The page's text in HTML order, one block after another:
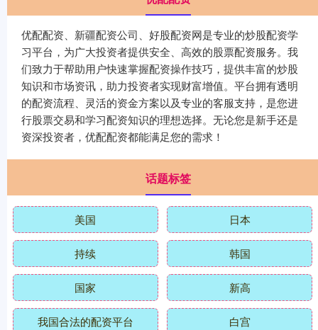
优配配资、新疆配资公司、好股配资网是专业的炒股配资学
习平台，为广大投资者提供安全、高效的股票配资服务。我
们致力于帮助用户快速掌握配资操作技巧，提供丰富的炒股
知识和市场资讯，助力投资者实现财富增值。平台拥有透明
的配资流程、灵活的资金方案以及专业的客服支持，是您进
行股票交易和学习配资知识的理想选择。无论您是新手还是
资深投资者，优配配资都能满足您的需求！
话题标签
美国 日本
持续 韩国
国家 新高
我国合法的配资平台 白宫